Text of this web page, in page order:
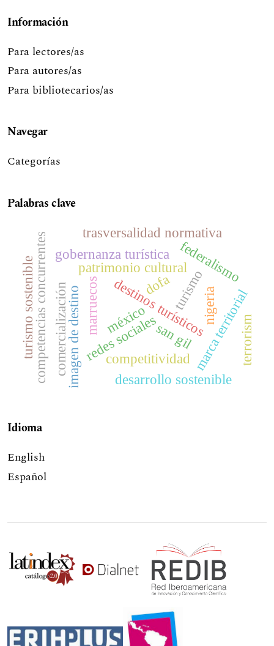
Información
Para lectores/as
Para autores/as
Para bibliotecarios/as
Navegar
Categorías
Palabras clave
turismo
destinos turísticos
patrimonio cultural
redes sociales marca territorial
imagen de destinomarruecos
gobernanza turística
competencias concurrentes federalismo
trasversalidad normativa
méxico
comercialización competitividad
desarrollo sostenible
turismo sostenible san gil
dofa
nigeria
terrorism
Idioma
English
Español